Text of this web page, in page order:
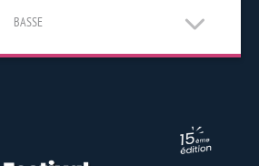
BASSE